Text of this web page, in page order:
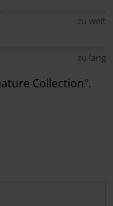
zu weit
zu lang
Collection".